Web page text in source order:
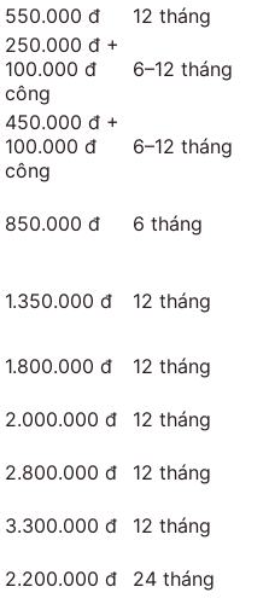
550.000 đ 12 tháng
250.000 đ +
100.000 đ
công
6–12 tháng
450.000 đ +
100.000 đ
công
6–12 tháng
850.000 đ 6 tháng
1.350.000 đ 12 tháng
1.800.000 đ 12 tháng
2.000.000 đ 12 tháng
2.800.000 đ 12 tháng
3.300.000 đ 12 tháng
2.200.000 đ 24 tháng